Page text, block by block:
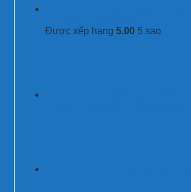
Được xếp hạng 5.00 5 sao